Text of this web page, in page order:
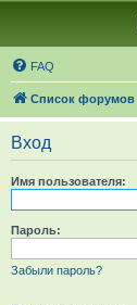
FAQ
Список форумов
Вход
Имя пользователя:
Пароль:
Забыли пароль?